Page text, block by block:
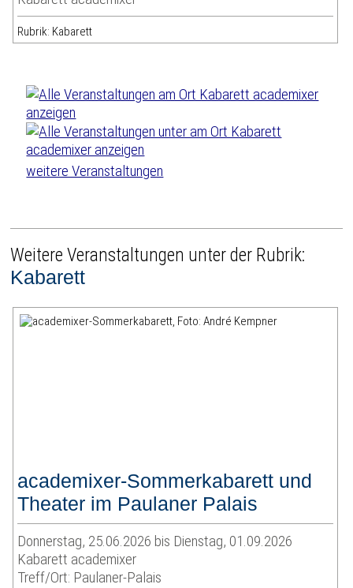
Rubrik: Kabarett
weitere Veranstaltungen
Weitere Veranstaltungen unter der Rubrik:
Kabarett
academixer-Sommerkabarett und
Theater im Paulaner Palais
Donnerstag, 25.06.2026 bis Dienstag, 01.09.2026
Kabarett academixer
Treff/Ort: Paulaner-Palais